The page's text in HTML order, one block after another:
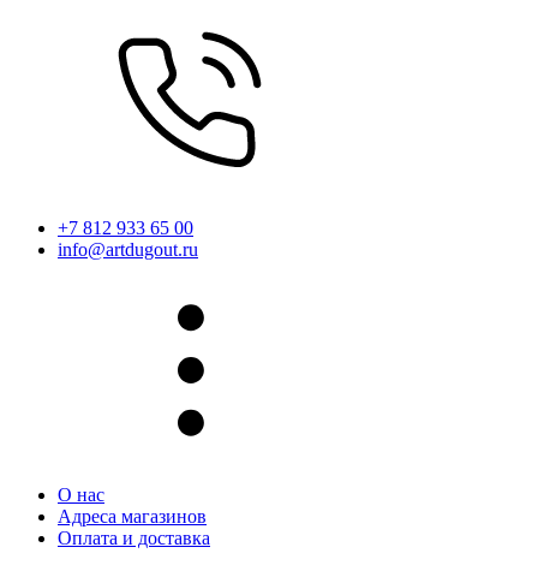
+7 812 933 65 00
info@artdugout.ru
О нас
Адреса магазинов
Оплата и доставка